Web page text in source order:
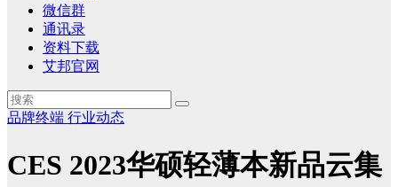
微信群
通讯录
资料下载
艾邦官网
品牌终端 行业动态
CES 2023华硕轻薄本新品云集